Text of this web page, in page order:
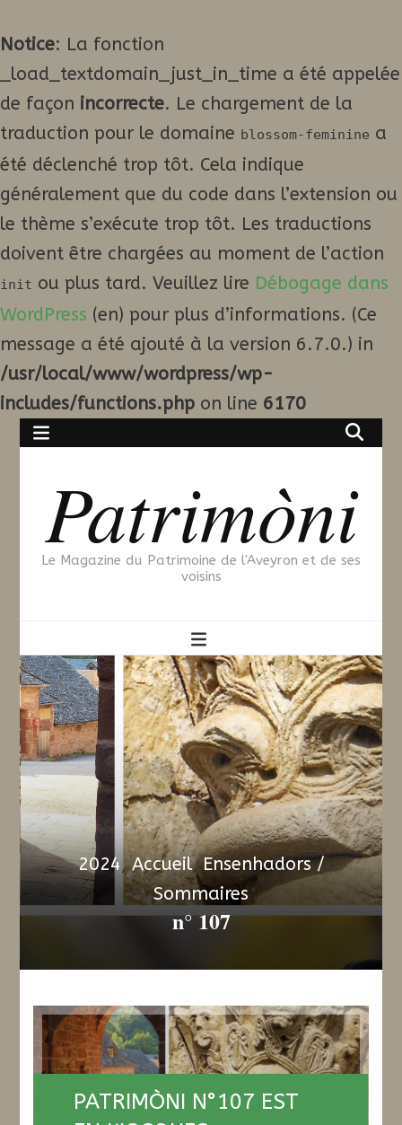
Notice: La fonction
_load_textdomain_just_in_time a été appelée
de façon incorrecte. Le chargement de la
traduction pour le domaine blossom-feminine a
été déclenché trop tôt. Cela indique
généralement que du code dans l’extension ou
le thème s’exécute trop tôt. Les traductions
doivent être chargées au moment de l’action
init ou plus tard. Veuillez lire Débogage dans
WordPress (en) pour plus d’informations. (Ce
message a été ajouté à la version 6.7.0.) in
/usr/local/www/wordpress/wp-
includes/functions.php on line 6170
Patrimòni
Le Magazine du Patrimoine de l'Aveyron et de ses
voisins
2024,Accueil,Ensenhadors /
Sommaires
n° 107
PATRIMÒNI N°107 EST